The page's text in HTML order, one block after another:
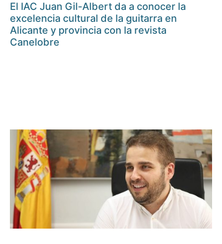
El IAC Juan Gil-Albert da a conocer la
excelencia cultural de la guitarra en
Alicante y provincia con la revista
Canelobre